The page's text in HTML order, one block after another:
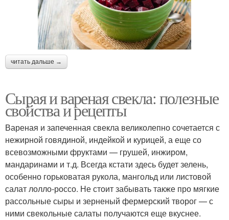
читать дальше →
Сырая и вареная свекла: полезные
свойства и рецепты
Вареная и запеченная свекла великолепно сочетается с
нежирной говядиной, индейкой и курицей, а еще со
всевозможными фруктами — грушей, инжиром,
мандаринами и т.д. Всегда кстати здесь будет зелень,
особенно горьковатая рукола, мангольд или листовой
салат лолло-россо. Не стоит забывать также про мягкие
рассольные сыры и зерненый фермерский творог — с
ними свекольные салаты получаются еще вкуснее.